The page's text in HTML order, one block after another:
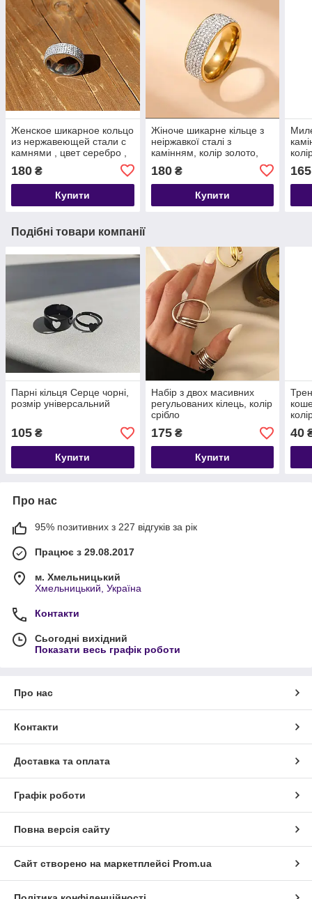
Женское шикарное кольцо
из нержавеющей стали с
камнями , цвет серебро ,
180 ₴
Купити
Жіноче шикарне кільце з
неіржавкої сталі з
камінням, колір золото,
180₴
Купити
165
Подібні товари компанії
Парні кільця Серце чорні,
розмір універсальний
105 ₴
Купити
Набір з двох масивних
регульованих кілець, колір
срібло
175₴
Купити
17
40
Про нас
95% позитивних з 227 відгуків за рік
Працює з 29.08.2017
м. Хмельницький
Хмельницький, Україна
Контакти
Сьогодні вихідний
Показати весь графік роботи
Про нас
Контакти
Доставка та оплата
Графік роботи
Повна версія сайту
Сайт створено на маркетплейсі Prom.ua